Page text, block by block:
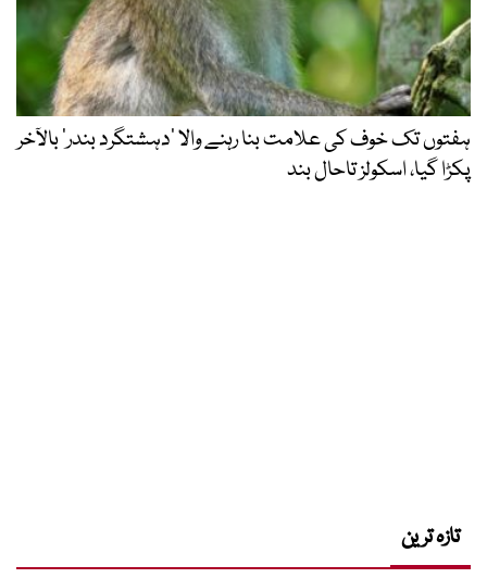
ہفتوں تک خوف کی علامت بنا رہنے والا ‘دہشتگرد بندر’ بالآخر
پکڑا گیا، اسکولز تاحال بند
تازہ ترین